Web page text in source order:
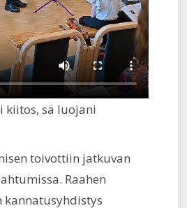
kiitos, sä luojani
toivottiin jatkuvan
Raahen
kannatusyhdistys